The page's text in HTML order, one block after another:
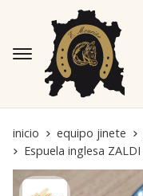
inicio equipo jinete